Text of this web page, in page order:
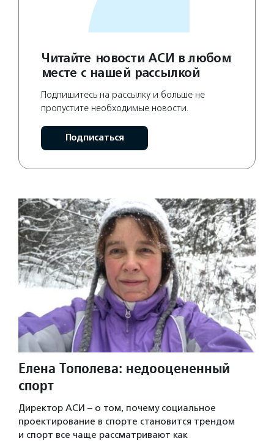
Читайте новости АСИ в любом
месте с нашей рассылкой
Подпишитесь на рассылку и больше не
пропустите необходимые новости.
Подписаться
Елена Тополева: недооцененный
спорт
Директор АСИ – о том, почему социальное
проектирование в спорте становится трендом
и спорт все чаще рассматривают как